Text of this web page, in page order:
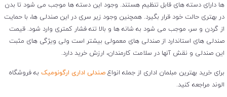
ها دارای دسته های قابل تنظیم هستند. وجود این دسته ها موجب می شود تا بدن
در بهتری حالت خود قرار بگیرد. همچنین وجود زیر سری در این صندلی ها، با حمایت
از گردن و سر، موجب می شود به شانه ها و بالا تنه فشار کمتری وارد شود. قیمت
صندلی های استاندارد از صندلی های معمولی بیشتر است ولی ویژگی های مثبت
این صندلی و نقش آنها در سلامت کارمندان، ارزش خرید دارد.
برای خرید بهترین مبلمان اداری از جمله انواع صندلی اداری ارگونومیک به فروشگاه
الوند مراجعه کنید.